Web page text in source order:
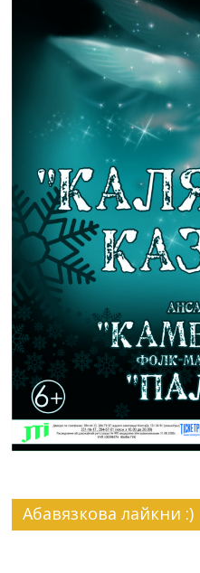
Абавязкова лайкни :)